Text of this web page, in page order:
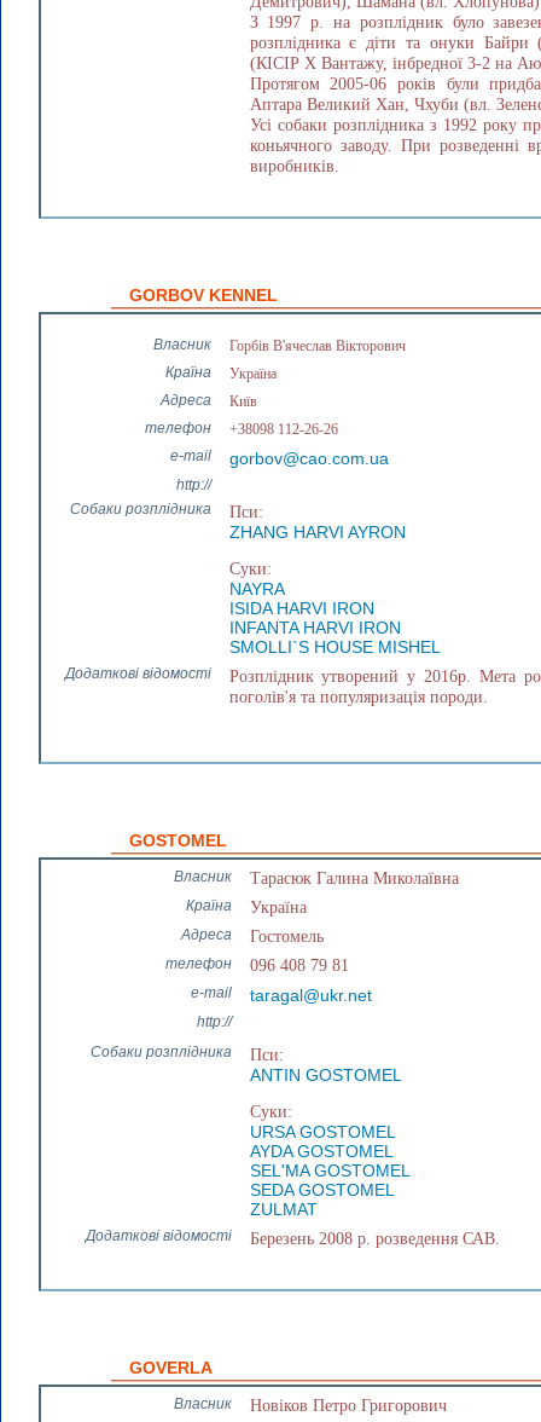
З 1997 р. на розплідник було
розплідника є діти та онуки
(КІСІР Х Вантажу, інбредної 3-2 на
Протягом 2005-06 років були
Аптара Великий Хан, Чхуби (вл.
Усі собаки розплідника з 1992 року
коньячного заводу. При розведенні
виробників.
GORBOV KENNEL
Власник
Горбів В'ячеслав Вікторович
Країна
Україна
Адреса
Київ
телефон
+38098 112-26-26
e-mail
gorbov@cao.com.ua
http://
Собаки розплідника
Пси:
ZHANG HARVI AYRON
Суки:
NAYRA
ISIDA HARVI IRON
INFANTA HARVI IRON
SMOLLI`S HOUSE MISHEL
Додаткові відомості
Розплідник утворений у 2016р. Мета
поголів'я та популяризація породи.
GOSTOMEL
Власник Тарасюк Галина Миколаївна
Країна Україна
Адреса Гостомель
телефон 096 408 79 81
e-mail taragal@ukr.net
http://
Собаки розплідника
Пси:
ANTIN GOSTOMEL
Суки:
URSA GOSTOMEL
AYDA GOSTOMEL
SEL'MA GOSTOMEL
SEDA GOSTOMEL
ZULMAT
Додаткові відомості Березень 2008 р. розведення САВ.
GOVERLA
Власник Новіков Петро Григорович